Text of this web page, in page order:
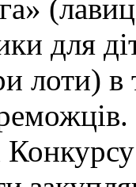
для
лоти) в